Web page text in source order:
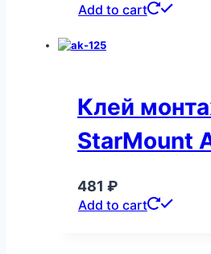
Add to cart
Клей
StarMount
481 ₽
Add to cart